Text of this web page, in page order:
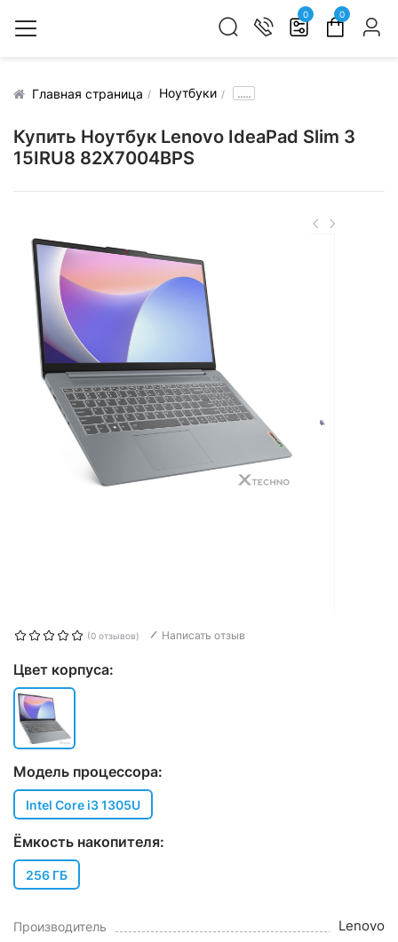
0 0
Главная страница Ноутбуки .....
Купить Ноутбук Lenovo IdeaPad Slim 3
15IRU8 82X7004BPS
(0 отзывов) Написать отзыв
Цвет корпуса:
Модель процессора:
Intel Core i3 1305U
Ёмкость накопителя:
256 ГБ
Производитель Lenovo